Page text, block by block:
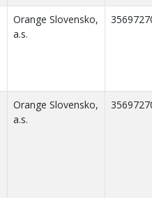
Orange Slovensko,
a.s.
Orange Slovensko,
a.s.